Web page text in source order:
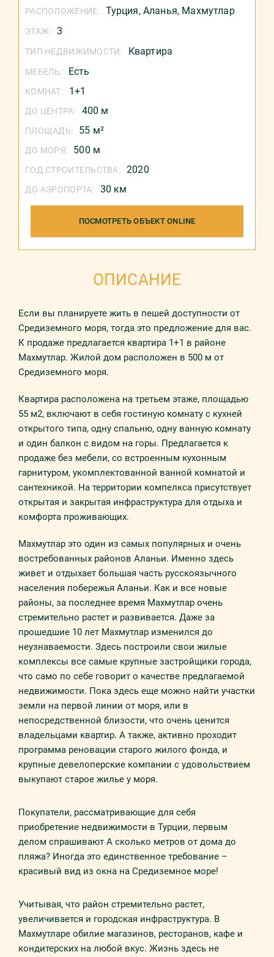
РАСПОЛОЖЕНИЕ: Турция, Аланья, Махмутлар
ЭТАЖ: 3
ТИП НЕДВИЖИМОСТИ: Квартира
МЕБЕЛЬ: Есть
КОМНАТ: 1+1
ДО ЦЕНТРА: 400 м
ПЛОЩАДЬ: 55 м²
ДО МОРЯ: 500 м
ГОД СТРОИТЕЛЬСТВА: 2020
ДО АЭРОПОРТА: 30 км
ПОСМОТРЕТЬ ОБЪЕКТ ONLINE
ОПИСАНИЕ
Если вы планируете жить в пешей доступности от
Средиземного моря, тогда это предложение для вас.
К продаже предлагается квартира 1+1 в районе
Махмутлар. Жилой дом расположен в 500 м от
Средиземного моря.
Квартира расположена на третьем этаже, площадью
55 м2, включают в себя гостиную комнату с кухней
открытого типа, одну спальню, одну ванную комнату
и один балкон с видом на горы. Предлагается к
продаже без мебели, со встроенным кухонным
гарнитуром, укомплектованной ванной комнатой и
сантехникой. На территории компелкса присутствует
открытая и закрытая инфраструктура для отдыха и
комфорта проживающих.
Махмутлар это один из самых популярных и очень
востребованных районов Аланьи. Именно здесь
живет и отдыхает большая часть русскоязычного
населения побережья Аланьи. Как и все новые
районы, за последнее время Махмутлар очень
стремительно растет и развивается. Даже за
прошедшие 10 лет Махмутлар изменился до
неузнаваемости. Здесь построили свои жилые
комплексы все самые крупные застройщики города,
что само по себе говорит о качестве предлагаемой
недвижимости. Пока здесь еще можно найти участки
земли на первой линии от моря, или в
непосредственной близости, что очень ценится
владельцами квартир. А также, активно проходит
программа реновации старого жилого фонда, и
крупные девелоперские компании с удовольствием
выкупают старое жилье у моря.
Покупатели, рассматривающие для себя
приобретение недвижимости в Турции, первым
делом спрашивают А сколько метров от дома до
пляжа? Иногда это единственное требование –
красивый вид из окна на Средиземное море!
Учитывая, что район стремительно растет,
увеличивается и городская инфраструктура. В
Махмутларе обилие магазинов, ресторанов, кафе и
кондитерских на любой вкус. Жизнь здесь не